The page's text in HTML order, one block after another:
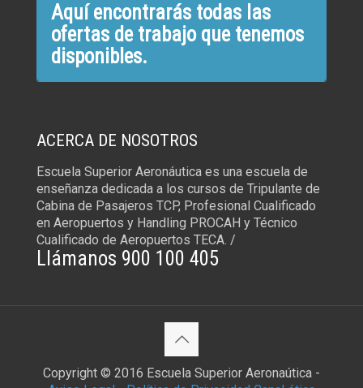
Aquí encontrarás todas las
ofertas de trabajo que tenemos
disponibles.
ACERCA DE NOSOTROS
Escuela Superior Aeronáutica es una escuela de
enseñanza dedicada a los cursos de Tripulante de
Cabina de Pasajeros TCP, Profesional Cualificado
en Aeropuertos y Handling PROCAH y Técnico
Cualificado de Aeropuertos TECA. /
Llámanos 900 100 405
Copyright © 2016 Escuela Superior Aeronaútica -